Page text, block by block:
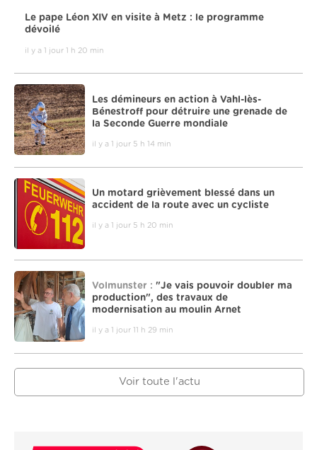
Le pape Léon XIV en visite à Metz : le programme
dévoilé
il y a 1 jour 1 h 20 min
Les démineurs en action à Vahl-lès-
Bénestroff pour détruire une grenade de
la Seconde Guerre mondiale
il y a 1 jour 5 h 14 min
Un motard grièvement blessé dans un
accident de la route avec un cycliste
il y a 1 jour 5 h 20 min
Volmunster : "Je vais pouvoir doubler ma
production", des travaux de
modernisation au moulin Arnet
il y a 1 jour 11 h 29 min
Voir toute l'actu